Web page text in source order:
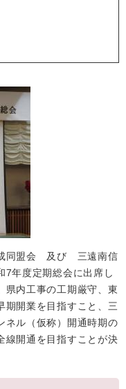
成同盟会 及び 三遠南信
7年度定期総会に出席し
県内工事の工期厳守、東
期開業を目指すこと、三
ネル（仮称）開通時期の
線開通を目指すことが決